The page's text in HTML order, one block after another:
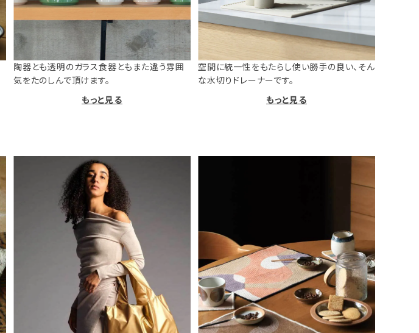
陶器とも透明のガラス食器ともまた違う雰囲
気をたのしんで頂けます。
もっと見る
空間に統一性をもたらし使い勝手の良い、そん
な水切りドレーナーです。
もっと見る